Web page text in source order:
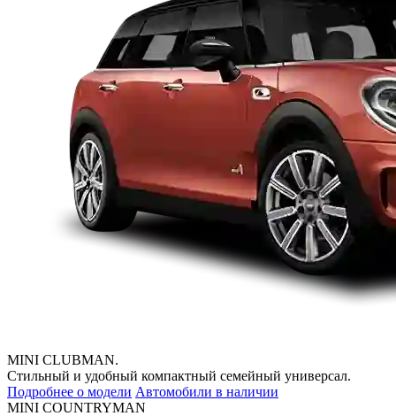
MINI CLUBMAN.
Стильный и удобный компактный семейный универсал.
Подробнее о модели Автомобили в наличии
MINI COUNTRYMAN